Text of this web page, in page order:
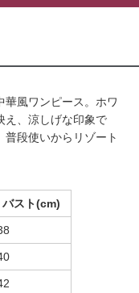
華風ワンピース。ホワ
え、涼しげな印象で
段使いからリゾート
バスト(cm)